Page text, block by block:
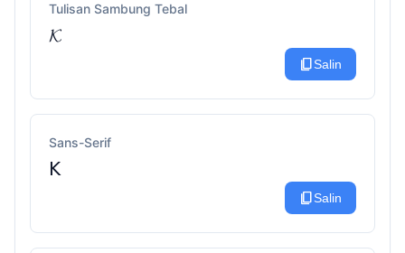
Tulisan Sambung Tebal
𝓚
content_copySalin
Sans-Serif
𝖪
content_copySalin